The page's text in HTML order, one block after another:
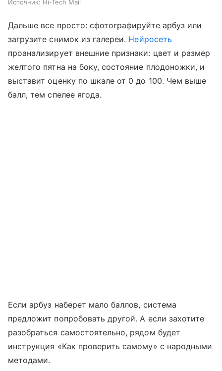
Источник: Hi-Tech Mail
Дальше все просто: сфотографируйте арбуз или
загрузите снимок из галереи. Нейросеть
проанализирует внешние признаки: цвет и размер
желтого пятна на боку, состояние плодоножки, и
выставит оценку по шкале от 0 до 100. Чем выше
балл, тем спелее ягода.
Если арбуз наберет мало баллов, система
предложит попробовать другой. А если захотите
разобраться самостоятельно, рядом будет
инструкция «Как проверить самому» с народными
методами.